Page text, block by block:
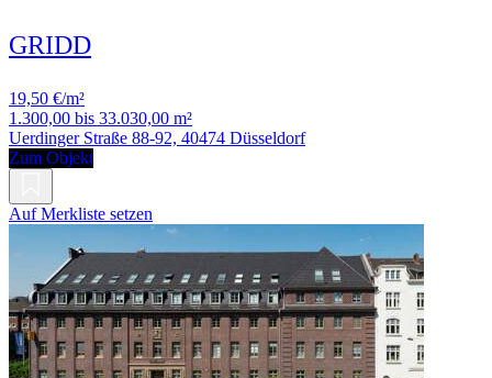
GRIDD
19,50 €/m²
1.300,00 bis 33.030,00 m²
Uerdinger Straße 88-92, 40474 Düsseldorf
Zum Objekt
Auf Merkliste setzen